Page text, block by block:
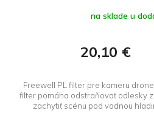
na sklade u
20,10 €
Freewell PL filter pre kameru drone
filter pomáha odstraňovať odlesky
zachytiť scénu pod vodnou